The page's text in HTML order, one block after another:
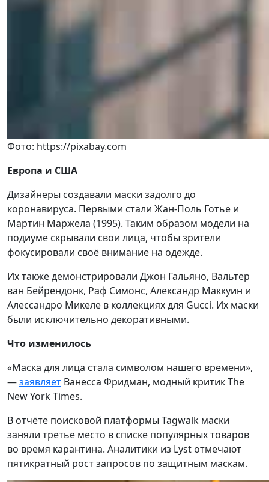
Фото: https://pixabay.com
Европа и США
Дизайнеры создавали маски задолго до
коронавируса. Первыми стали Жан-Поль Готье и
Мартин Маржела (1995). Таким образом модели на
подиуме скрывали свои лица, чтобы зрители
фокусировали своё внимание на одежде.
Их также демонстрировали Джон Гальяно, Вальтер
ван Бейрендонк, Раф Симонс, Александр Маккуин и
Алессандро Микеле в коллекциях для Gucci. Их маски
были исключительно декоративными.
Что изменилось
«Маска для лица стала символом нашего времени»,
—заявляет Ванесса Фридман, модный критик The
New York Times.
В отчёте поисковой платформы Tagwalk маски
заняли третье место в списке популярных товаров
во время карантина. Аналитики из Lyst отмечают
пятикратный рост запросов по защитным маскам.